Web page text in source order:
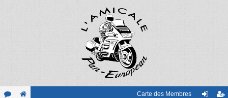
Carte des Membres